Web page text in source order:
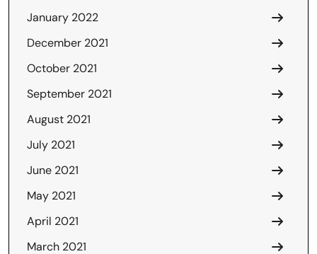
January 2022
December 2021
October 2021
September 2021
August 2021
July 2021
June 2021
May 2021
April 2021
March 2021